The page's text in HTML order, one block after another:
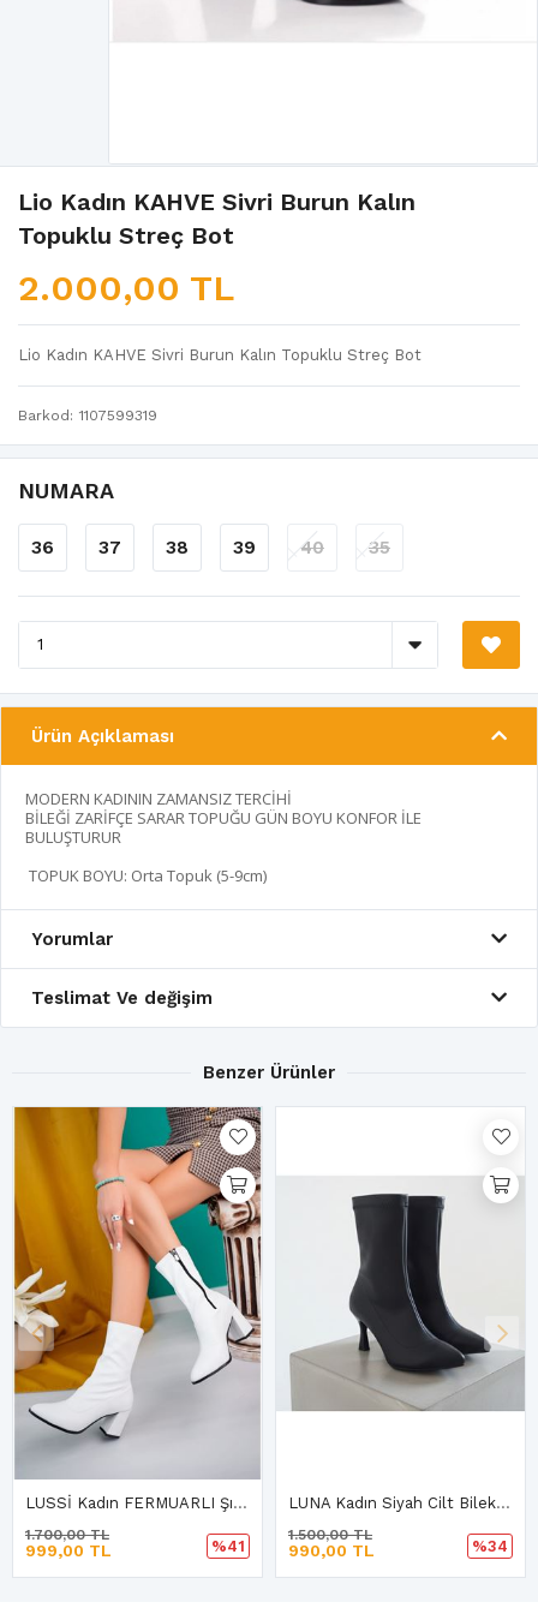
Lio Kadın KAHVE Sivri Burun Kalın
Topuklu Streç Bot
2.000,00 TL
Lio Kadın KAHVE Sivri Burun Kalın Topuklu Streç Bot
Barkod 1107599319
NUMARA
36 37 38 39 40 35
Ürün Açıklaması
MODERN KADININ ZAMANSIZ TERCİHİ
BİLEĞİ ZARİFÇE SARAR TOPUĞU GÜN BOYU KONFOR İLE
BULUŞTURUR
TOPUK BOYU: Orta Topuk (5-9cm)
Yorumlar
Teslimat Ve değişim
Benzer Ürünler
LUSSİ Kadın FERMUARLI Şık Tarz Topuklu Uzun Bot BEYAZ
999,00 TL
1.700,00 TL
%41
LUNA Kadın Siyah Cilt Bilekli Orta Boy Topuklu Bot
990,00 TL
1.500,00 TL
%34